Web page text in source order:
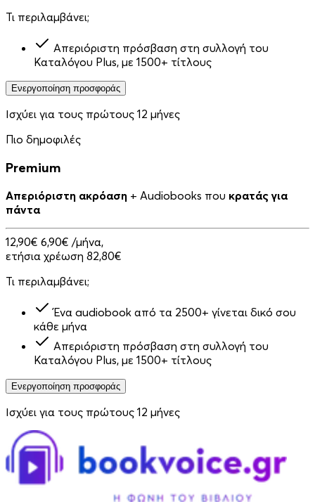
Τι περιλαμβάνει;
Απεριόριστη πρόσβαση στη συλλογή του
Καταλόγου Plus, με 1500+ τίτλους
Ενεργοποίηση προσφοράς
Ισχύει για τους πρώτους 12 μήνες
Πιο δημοφιλές
Premium
Απεριόριστη ακρόαση + Audiobooks που κρατάς για
πάντα
12,90€ 6,90€ /μήνα,
ετήσια χρέωση 82,80€
Τι περιλαμβάνει;
Ένα audiobook από τα 2500+ γίνεται δικό σου
κάθε μήνα
Απεριόριστη πρόσβαση στη συλλογή του
Καταλόγου Plus, με 1500+ τίτλους
Ενεργοποίηση προσφοράς
Ισχύει για τους πρώτους 12 μήνες